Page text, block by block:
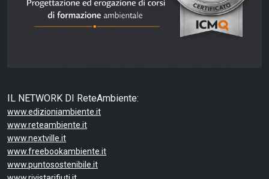
IL NETWORK DI ReteAmbiente:
www.edizioniambiente.it
www.reteambiente.it
www.nextville.it
www.freebookambiente.it
www.puntosostenibile.it